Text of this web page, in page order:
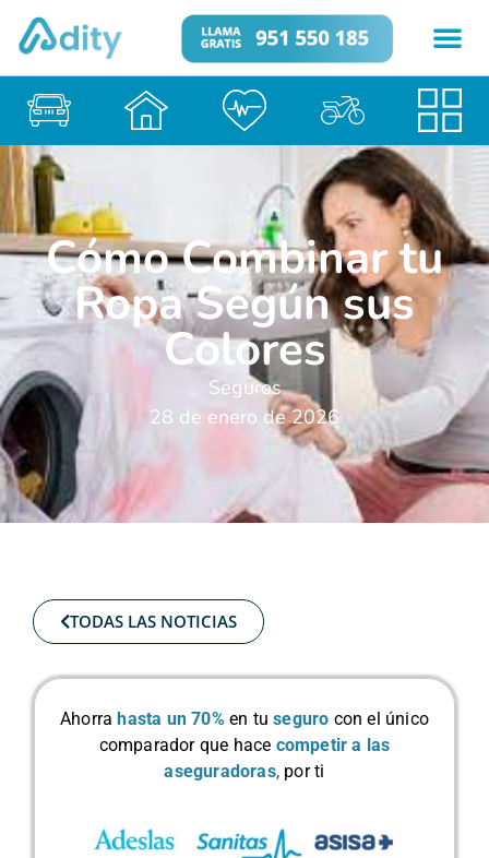
Cómo Combinar tu
Ropa Según sus
Colores
Seguros
28 de enero de 2026
TODAS LAS NOTICIAS
Ahorra hasta un 70% en tuseguro con el único
comparador que hace competir a las
aseguradoras, por ti